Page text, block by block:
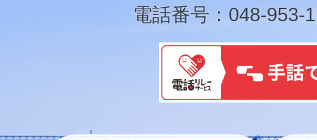
電話番号：048-953-